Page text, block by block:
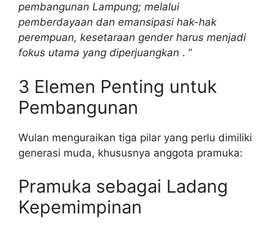
pembangunan Lampung; melalui
pemberdayaan dan emansipasi hak-hak
perempuan, kesetaraan gender harus menjadi
fokus utama yang diperjuangkan . ”
3 Elemen Penting untuk
Pembangunan
Wulan menguraikan tiga pilar yang perlu dimiliki
generasi muda, khususnya anggota pramuka:
Pramuka sebagai Ladang
Kepemimpinan